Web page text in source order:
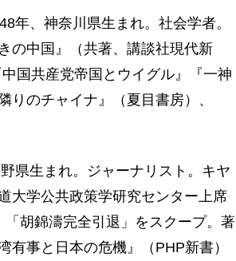
年、神奈川県生まれ。社会学者。
の中国』（共著、講談社現代新
国共産党帝国とウイグル』『一神
のチャイナ』（夏目書房）、
県生まれ。ジャーナリスト。キヤ
大学公共政策学研究センター上席
胡錦濤完全引退」をスクープ。著
事と日本の危機』（PHP新書）